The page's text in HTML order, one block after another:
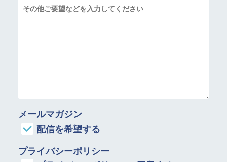
メールマガジン
配信を希望する
プライバシーポリシー